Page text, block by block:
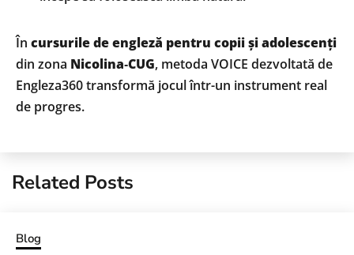
În cursurile de engleză pentru copii și adolescenți
din zona Nicolina‑CUG, metoda VOICE dezvoltată de
Engleza360 transformă jocul într-un instrument real
de progres.
Related Posts
Blog